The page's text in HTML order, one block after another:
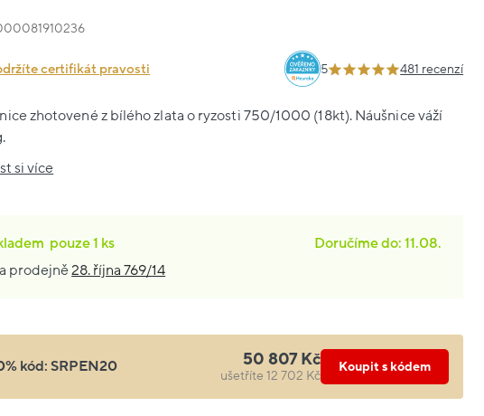
certifikát pravosti 5 481 recenzí
zhotovené z bílého zlata o ryzosti 750/1000 (18kt). Náušnice váží
si více
pouze1 ks
Doručíme do: 11.08.
prodejně28. října 769/14
kód:SRPEN20 50 807 Kč
ušetříte 12 702 Kč
Koupit s kódem